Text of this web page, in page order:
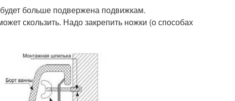
больше подвержена подвижкам.
скользить. Надо закрепить ножки (о способах